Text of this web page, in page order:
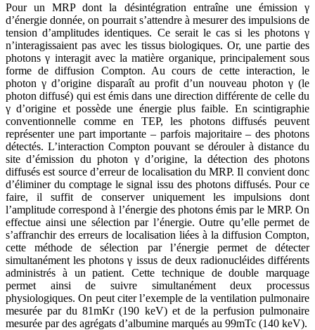
Pour un MRP dont la désintégration entraîne une émission γ
d’énergie donnée, on pourrait s’attendre à mesurer des impulsions de
tension d’amplitudes identiques. Ce serait le cas si les photons γ
n’interagissaient pas avec les tissus biologiques. Or, une partie des
photons γ interagit avec la matière organique, principalement sous
forme de diffusion Compton. Au cours de cette interaction, le
photon γ d’origine disparaît au profit d’un nouveau photon γ (le
photon diffusé) qui est émis dans une direction différente de celle du
γ d’origine et possède une énergie plus faible. En scintigraphie
conventionnelle comme en TEP, les photons diffusés peuvent
représenter une part importante – parfois majoritaire – des photons
détectés. L’interaction Compton pouvant se dérouler à distance du
site d’émission du photon γ d’origine, la détection des photons
diffusés est source d’erreur de localisation du MRP. Il convient donc
d’éliminer du comptage le signal issu des photons diffusés. Pour ce
faire, il suffit de conserver uniquement les impulsions dont
l’amplitude correspond à l’énergie des photons émis par le MRP. On
effectue ainsi une sélection par l’énergie. Outre qu’elle permet de
s’affranchir des erreurs de localisation liées à la diffusion Compton,
cette méthode de sélection par l’énergie permet de détecter
simultanément les photons γ issus de deux radionucléides différents
administrés à un patient. Cette technique de double marquage
permet ainsi de suivre simultanément deux processus
physiologiques. On peut citer l’exemple de la ventilation pulmonaire
mesurée par du 81mKr (190 keV) et de la perfusion pulmonaire
mesurée par des agrégats d’albumine marqués au 99mTc (140 keV).